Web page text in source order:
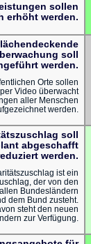
sollen
erhöht werden.
soll
werden.
Orte sollen
Video überwacht
aller Menschen
werden.
soll
abgeschafft
werden.
ist ein
der von den
Bundesländern
dem Bund zusteht.
steht den neuen
zur Verfügung.